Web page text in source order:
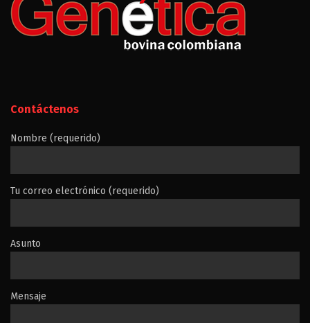
Contáctenos
Nombre (requerido)
Tu correo electrónico (requerido)
Asunto
Mensaje